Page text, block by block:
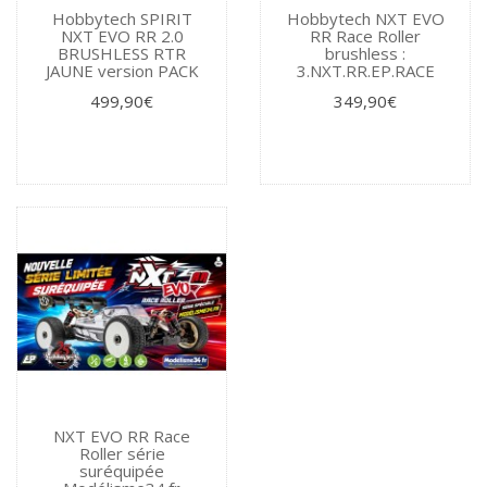
Hobbytech SPIRIT
NXT EVO RR 2.0
BRUSHLESS RTR
JAUNE version PACK
499,90€
Hobbytech NXT EVO
RR Race Roller
brushless :
3.NXT.RR.EP.RACE
349,90€
NXT EVO RR Race
Roller série
suréquipée